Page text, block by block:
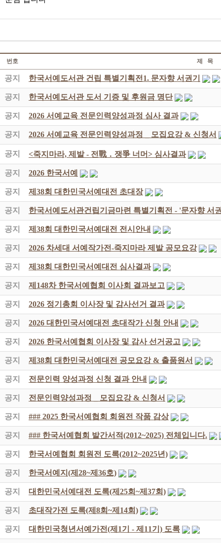
번호 제 목
공지 한국서예도서관 건립 특별기획전1. 문자향 서권기
공지 한국서예도서관 도서 기증 및 후원금 명단
공지 2026 서예교육 전문인력양성과정 심사 결과
공지 2026 서예교육 전문인력양성과정 _ 모집요강 & 신청서
공지 <죽지마라, 제발 - 전戰 ․ 쟁爭 너머> 심사결과
공지 2026 한국서예
공지 제38회 대한민국서예대전 초대장
공지 한국서예도서관건립기금마련 특별기획전 - '문자향 서
공지 제38회 대한민국서예대전 전시안내
공지 2026 차세대 서예작가전-죽지마라 제발 공모요강
공지 제38회 대한민국서예대전 심사결과
공지 제148차 한국서예협회 이사회 결과보고
공지 2026 정기총회 이사장 및 감사선거 결과
공지 2026 대한민국서예대전 초대작가 신청 안내
공지 2026 한국서예협회 이사장 및 감사 선거공고
공지 제38회 대한민국서예대전 공모요강 & 출품원서
공지 전문인력 양성과정 신청 결과 안내
공지 전문인력양성과정 _ 모집요강 & 신청서
공지 ### 2025 한국서예협회 회원전 작품 감상
공지 ### 한국서예협회 발간서적(2012~2025) 전체입니다.
공지 한국서예협회 회원전 도록(2012~2025년)
공지 한국서예지(제28~제36호)
공지 대한민국서예대전 도록(제25회~제37회)
공지 초대작가전 도록(제8회~제14회)
공지 대한민국청년서예가전(제1기 - 제11기) 도록